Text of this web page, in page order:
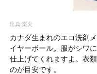
出典:楽天
カナダ生まれのエコ洗剤
イヤーボール。服がシワ
仕上げてくれますよ。衣
のが目安です。